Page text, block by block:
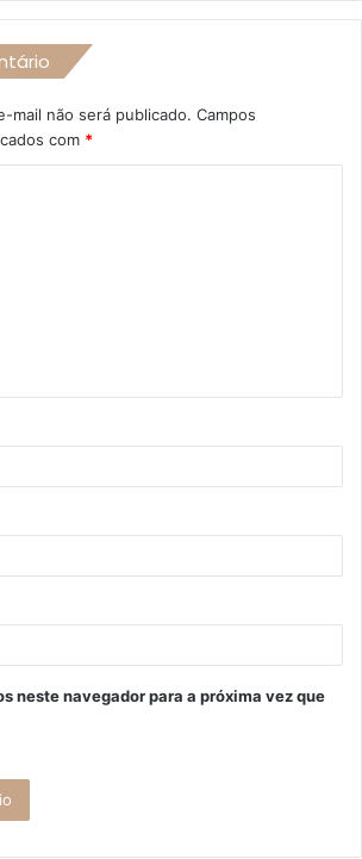
mail não será publicado. Campos
com *
neste navegador para a próxima vez que